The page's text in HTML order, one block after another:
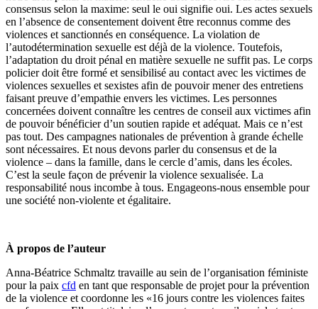
consensus selon la maxime: seul le oui signifie oui. Les actes sexuels
en l’absence de consentement doivent être reconnus comme des
violences et sanctionnés en conséquence. La violation de
l’autodétermination sexuelle est déjà de la violence. Toutefois,
l’adaptation du droit pénal en matière sexuelle ne suffit pas. Le corps
policier doit être formé et sensibilisé au contact avec les victimes de
violences sexuelles et sexistes afin de pouvoir mener des entretiens
faisant preuve d’empathie envers les victimes. Les personnes
concernées doivent connaître les centres de conseil aux victimes afin
de pouvoir bénéficier d’un soutien rapide et adéquat. Mais ce n’est
pas tout. Des campagnes nationales de prévention à grande échelle
sont nécessaires. Et nous devons parler du consensus et de la
violence – dans la famille, dans le cercle d’amis, dans les écoles.
C’est la seule façon de prévenir la violence sexualisée. La
responsabilité nous incombe à tous. Engageons-nous ensemble pour
une société non-violente et égalitaire.
À propos de l’auteur
Anna-Béatrice Schmaltz travaille au sein de l’organisation féministe
pour la paix cfd en tant que responsable de projet pour la prévention
de la violence et coordonne les «16 jours contre les violences faites